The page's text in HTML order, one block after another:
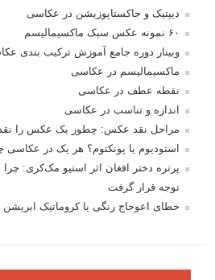
دیپتیک و جاکستا‌پوزیشن در عکاسی
۶۰ نمونه عکس سبک ماکسیمالیسم
وبینار دوره جامع آموزش ترکیب بندی
ماکسیمالیسم در عکاسی
نقطه عطف در عکاسی
اندازه و تناسب در عکاسی
مراحل نقد عکس: چطور یک عکس را نقد
استودیوم یا پونکتوم؟ هر یک در عکاسی
پرتره دختر افغان اثر استیو مک‌کری:
توجه قرار گرفت
خطای اعوجاج رنگی یا کروماتیک ابریشن